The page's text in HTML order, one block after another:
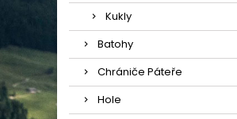
Kukly
Batohy
Chrániče Páteře
Hole